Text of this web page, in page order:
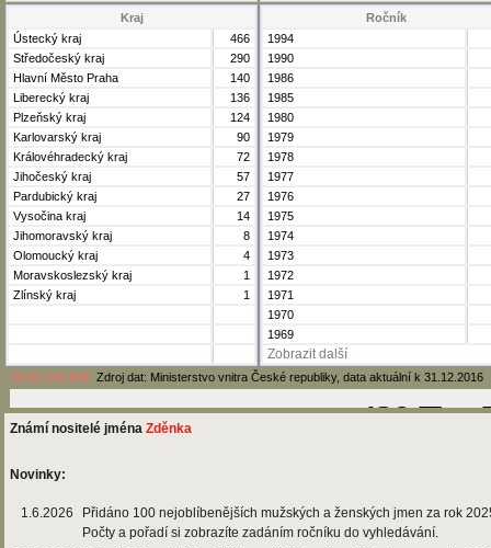
Kraj
Ústecký kraj
466
Středočeský kraj
290
Hlavní Město Praha
140
Liberecký kraj
136
Plzeňský kraj
124
Karlovarský kraj
90
Královéhradecký kraj
72
Jihočeský kraj
57
Pardubický kraj
27
Vysočina kraj
14
Jihomoravský kraj
8
Olomoucký kraj
4
Moravskoslezský kraj
1
Zlínský kraj
1
Ročník
1994
1990
1986
1985
1980
1979
1978
1977
1976
1975
1974
1973
1972
1971
1970
1969
Zobrazit další
Verze pro tisk Zdroj dat: Ministerstvo vnitra České republiky, data aktuální k 31.12.2016
Známí nositelé jména Zděnka
Novinky:
1.6.2026
Přidáno 100 nejoblíbenějších mužských a ženských jmen za rok
Počty a pořadí si zobrazíte zadáním ročníku do vyhledávání.